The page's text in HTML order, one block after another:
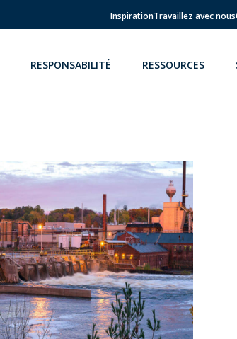
InspirationTravaillez avec nous
RESPONSABILITÉ RESSOURCES